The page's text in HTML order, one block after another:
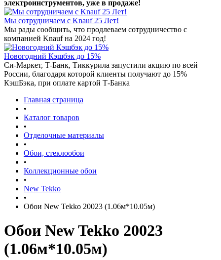
электроинструментов, уже в продаже!
Мы сотрудничаем с Knauf 25 Лет!
Мы рады сообщить, что продлеваем сотрудничество с
компанией Knauf на 2024 год!
Новогодний Кэшбэк до 15%
Си-Маркет, Т-Банк, Тиккурила запустили акцию по всей
России, благодаря которой клиенты получают до 15%
КэшБэка, при оплате картой Т-Банка
Главная страница
•
Каталог товаров
•
Отделочные материалы
•
Обои, стеклообои
•
Коллекционные обои
•
New Tekko
•
Обои New Tekko 20023 (1.06м*10.05м)
Обои New Tekko 20023
(1.06м*10.05м)